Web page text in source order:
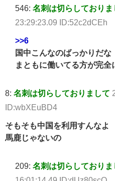
546: 名刺は切らしておりま
23:29:23.09 ID:52c2dCEh
>>6
国中こんなのばっかりだな
まともに働いてる方が完全
8: 名刺は切らしておりまして
ID:wbXEuBD4
そもそも中国を利用すんなよ
馬鹿じゃないの
209: 名刺は切らしておりま